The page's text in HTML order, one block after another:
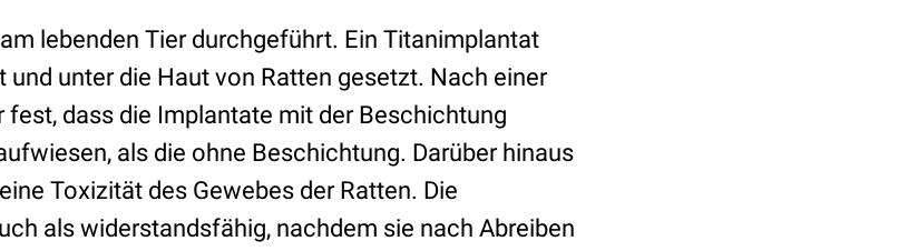
lebenden Tier durchgeführt. Ein Titanimplantat
und unter die Haut von Ratten gesetzt. Nach einer
dass die Implantate mit der Beschichtung
als die ohne Beschichtung. Darüber hinaus
Toxizität des Gewebes der Ratten. Die
als widerstandsfähig, nachdem sie nach Abreiben